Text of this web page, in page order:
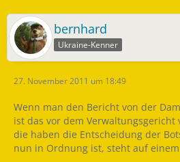
bernhard
Ukraine-Kenner
27. November 2011 um 18:49
Wenn man den Bericht von der
ist das vor dem
die haben die Entscheidung der
nun in Ordnung ist, steht auf